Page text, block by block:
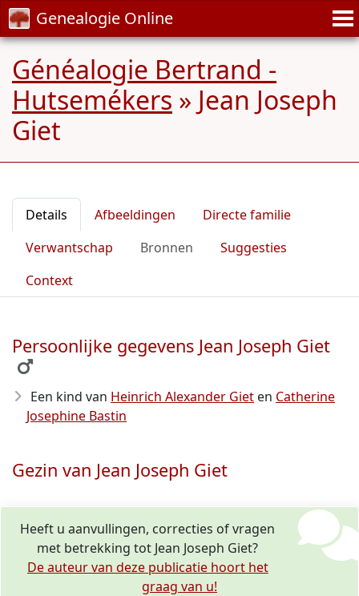
Genealogie Online
Généalogie Bertrand -
Hutsemékers » Jean Joseph
Giet
Details Afbeeldingen
Directe familie
Verwantschap
Bronnen
Suggesties
Context
Persoonlijke gegevens Jean Joseph Giet
Een kind van Heinrich Alexander Giet en Catherine
Josephine Bastin
Gezin van Jean Joseph Giet
Heeft u aanvullingen, correcties of vragen
met betrekking tot Jean Joseph Giet?
De auteur van deze publicatie hoort het
graag van u!